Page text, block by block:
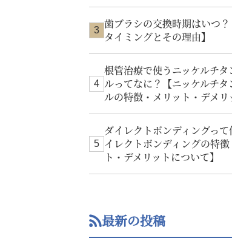
歯ブラシの交換時期はいつ
タイミングとその理由】
根管治療で使うニッケルチタ
ルってなに？【ニッケルチタ
ルの特徴・メリット・デメリ
ダイレクトボンディングっ
イレクトボンディングの特徴
ト・デメリットについて】
最新の投稿